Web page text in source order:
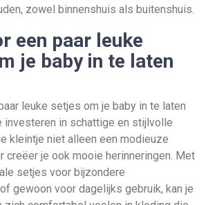
zowel binnenshuis als buitenshuis.
een paar leuke
je baby in te laten
leuke setjes om je baby in te laten
investeren in schattige en stijlvolle
kleintje niet alleen een modieuze
creëer je ook mooie herinneringen. Met
setjes voor bijzondere
gewoon voor dagelijks gebruik, kan je